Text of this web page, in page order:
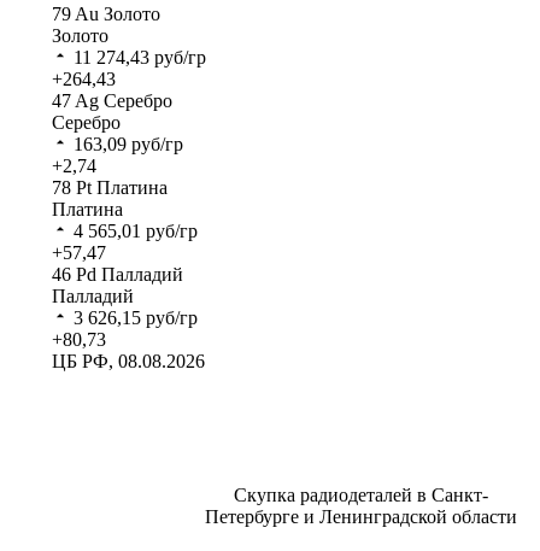
79Au Золото
Золото
11 274,43 руб/гр
+264,43
47Ag Серебро
Серебро
163,09 руб/гр
+2,74
78 Pt Платина
Платина
4 565,01 руб/гр
+57,47
46 Pd Палладий
Палладий
3 626,15 руб/гр
+80,73
ЦБ РФ, 08.08.2026
Скупка радиодеталей в Санкт-
Петербурге и Ленинградской области